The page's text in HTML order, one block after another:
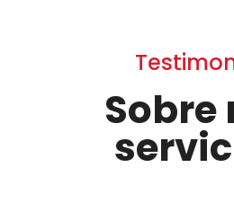
Sobre